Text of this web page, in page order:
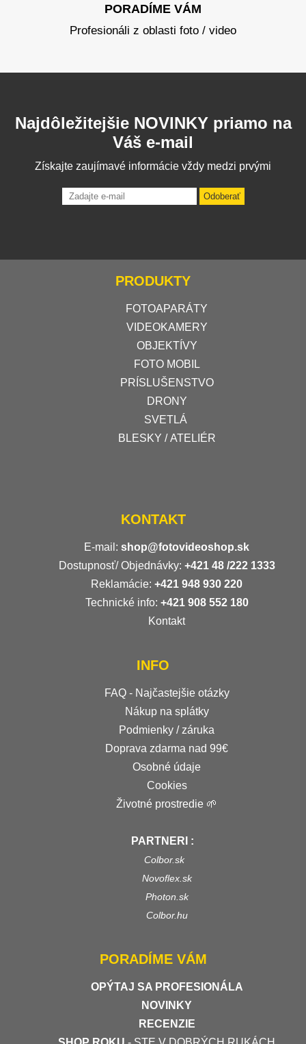
PORADÍME VÁM
Profesionáli z oblasti foto / video
Najdôležitejšie NOVINKY priamo na
Váš e-mail
Získajte zaujímavé informácie vždy medzi prvými
Odoberať
PRODUKTY
FOTOAPARÁTY
VIDEOKAMERY
OBJEKTÍVY
FOTO MOBIL
PRÍSLUŠENSTVO
DRONY
SVETLÁ
BLESKY / ATELIÉR
KONTAKT
E-mail: shop@fotovideoshop.sk
Dostupnosť/ Objednávky: +421 48 /222 1333
Reklamácie: +421 948 930 220
Technické info: +421 908 552 180
Kontakt
INFO
FAQ - Najčastejšie otázky
Nákup na splátky
Podmienky / záruka
Doprava zdarma nad 99€
Osobné údaje
Cookies
Životné prostredie 🌱
PARTNERI :
Colbor.sk
Novoflex.sk
Photon.sk
Colbor.hu
PORADÍME VÁM
OPÝTAJ SA PROFESIONÁLA
NOVINKY
RECENZIE